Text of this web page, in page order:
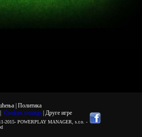
| Политика
Cookies settings | Друге игре
2015- POWERPLAY MANAGER, s.r.o. -